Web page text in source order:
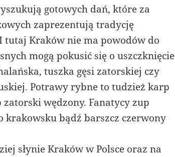
gotowych dań, które za
zaprezentują tradycję
tutaj Kraków nie ma powodów do
mogą pokusić się o uszczknięcie
tuszka gęsi zatorskiej czy
Potrawy rybne to tudzież karp
wędzony. Fanatycy zup
krakowsku bądź barszcz czerwony
słynie Kraków w Polsce oraz na